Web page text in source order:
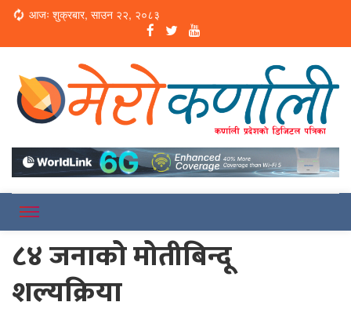
Loading...
आजः शुक्रबार, साउन २२, २०८३
Merokarnali
८४ जनाको मोतीबिन्दू
शल्यक्रिया